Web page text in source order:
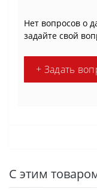
Нет вопросов о
задайте свой
+ Задать
С этим